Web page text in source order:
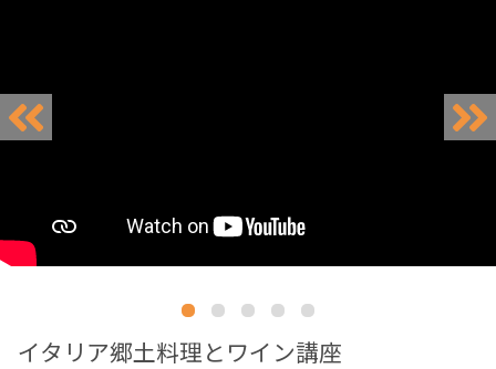
イタリア郷土料理とワイン講座